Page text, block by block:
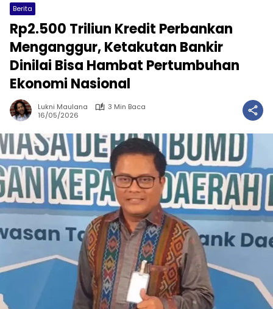
Berita
Rp2.500 Triliun Kredit Perbankan
Menganggur, Ketakutan Bankir
Dinilai Bisa Hambat Pertumbuhan
Ekonomi Nasional
Lukni Maulana
3 Min Baca
16/05/2026